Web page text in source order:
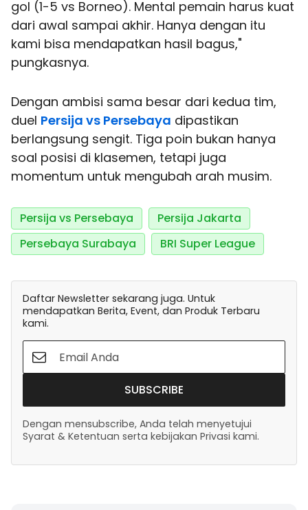
gol (1-5 vs Borneo). Mental pemain harus kuat
dari awal sampai akhir. Hanya dengan itu
kami bisa mendapatkan hasil bagus,"
pungkasnya.
Dengan ambisi sama besar dari kedua tim,
duel Persija vs Persebaya dipastikan
berlangsung sengit. Tiga poin bukan hanya
soal posisi di klasemen, tetapi juga
momentum untuk mengubah arah musim.
Persija vs Persebaya
Persija Jakarta
Persebaya Surabaya
BRI Super League
Daftar Newsletter sekarang juga. Untuk
mendapatkan Berita, Event, dan Produk Terbaru
kami.
SUBSCRIBE
Dengan mensubscribe, Anda telah menyetujui
Syarat & Ketentuan serta kebijakan Privasi kami.